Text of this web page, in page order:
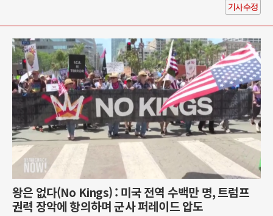
기사수정
왕은 없다(No Kings) : 미국 전역 수백만 명, 트럼프
권력 장악에 항의하며 군사 퍼레이드 압도